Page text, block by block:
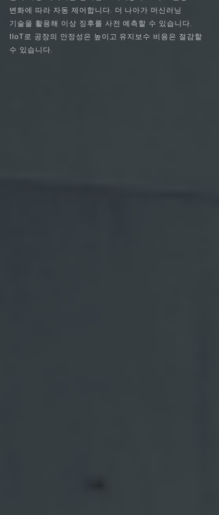
변화에 따라 자동 제어합니다. 더 나아가 머신러닝
기술을 활용해 이상 징후를 사전 예측할 수 있습니다.
IIoT로 공장의 안정성은 높이고 유지보수 비용은 절감할
수 있습니다.